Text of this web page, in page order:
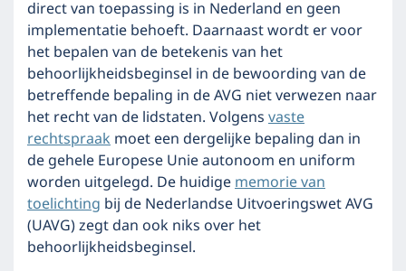
direct van toepassing is in Nederland en geen
implementatie behoeft. Daarnaast wordt er voor
het bepalen van de betekenis van het
behoorlijkheidsbeginsel in de bewoording van de
betreffende bepaling in de AVG niet verwezen naar
het recht van de lidstaten. Volgensvaste
rechtspraakmoet een dergelijke bepaling dan in
de gehele Europese Unie autonoom en uniform
worden uitgelegd. De huidigememorie van
toelichting bij de Nederlandse Uitvoeringswet AVG
(UAVG) zegt dan ook niks over het
behoorlijkheidsbeginsel.